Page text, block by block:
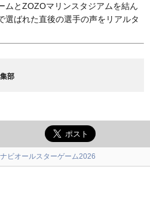
ムとZOZOマリンスタジアムを結ん
選ばれた直後の選手の声をリアルタ
部
ビオールスターゲーム2026